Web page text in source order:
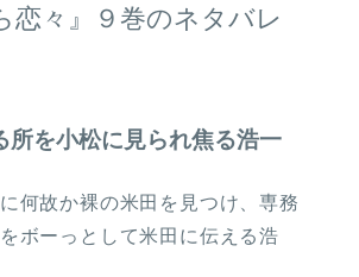
恋々』９巻のネタバレ
所を小松に見られ焦る浩一
何故か裸の米田を見つけ、専務
ボーっとして米田に伝える浩